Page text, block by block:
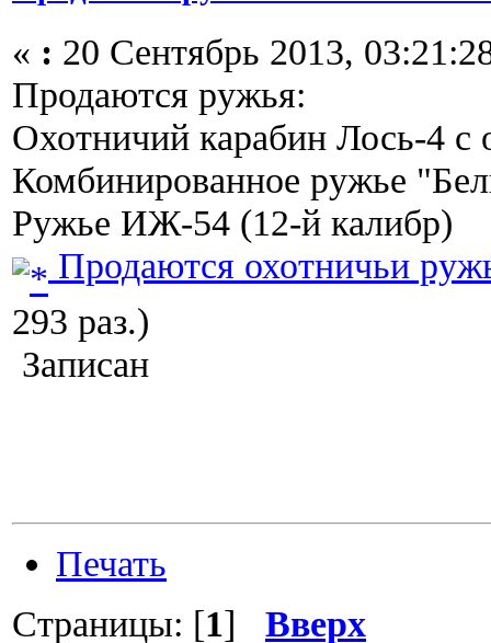
« : 20 Сентябрь 2013,
Продаются ружья:
Охотничий карабин Лось-4 с
Комбинированное ружье
Ружье ИЖ-54 (12-й калибр)
Продаются охотничьи
293 раз.)
Записан
Печать
Страницы: [1] Вверх